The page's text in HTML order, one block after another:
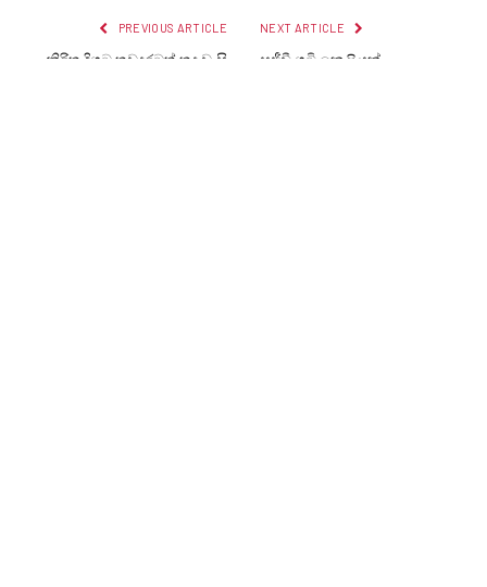
PREVIOUS ARTICLE
නිරිත දිගට තවදුරටත් තද වැසි
NEXT ARTICLE
සජීවී ගුටි කෙළියක්